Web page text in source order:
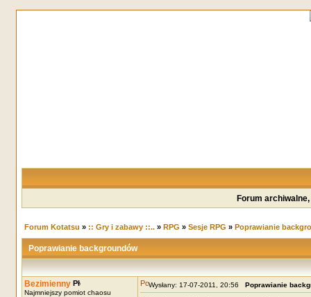
Forum
Forum Kotatsu » :: Gry i zabawy ::..» RPG » Sesje RPG » Poprawianie
Poprawianie backgroundów
Bezimienny
Najmniejszy pomiot chaosu
Wysłany: 17-07-2011, 20:56 Poprawianie